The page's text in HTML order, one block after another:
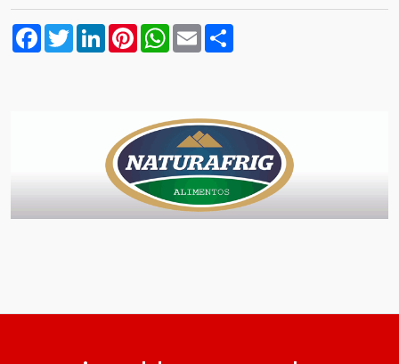
Facebook
TwitterLinkedInPinterestWhatsApp
Email